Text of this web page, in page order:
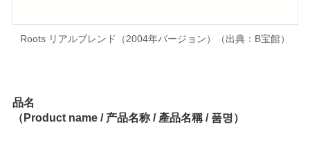
Roots リアルブレンド（2004年バージョン）（出典：B宝館）
品名
（Product name / 产品名称 / 產品名稱 / 품명）